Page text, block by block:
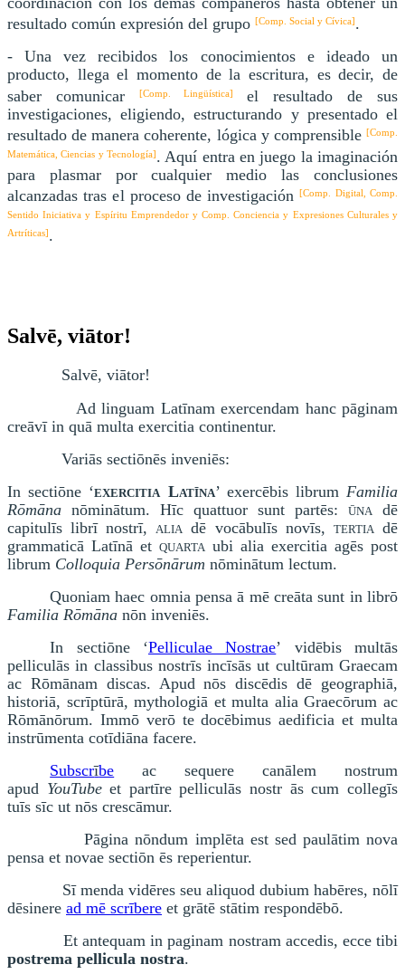
resultado común expresión del grupo [Comp. Social y Cívica].
- Una vez recibidos los conocimientos e ideado un
producto, llega el momento de la escritura, es decir, de
saber comunicar
[Comp. Lingüística]
el resultado de sus
investigaciones, eligiendo, estructurando y presentado el
resultado de manera coherente, lógica y comprensible [Comp.
Matemática, Ciencias y Tecnología]. Aquí entra en juego la imaginación
para plasmar por cualquier medio las conclusiones
alcanzadas tras el proceso de investigación[Comp. Digital, Comp.
Sentido Iniciativa y Espíritu Emprendedor y Comp. Conciencia y Expresiones Culturales y
Artríticas].
Salvē, viātor!
Salvē, viātor!
Ad linguam Latīnam exercendam hanc pāginam
creāvī in quā multa exercitia continentur.
Variās sectiōnēs inveniēs:
In sectiōne ‘exercitia Latīna’ exercēbis librumFamilia
Rōmāna nōminātum. Hīc quattuor sunt partēs: ūnadē
capitulīs librī nostrī,aliadē vocābulīs novīs, tertiadē
grammaticā Latīnā et quartaubi alia exercitia agēs post
librum Colloquia Persōnārum nōminātum lectum.
Quoniam haec omnia pensa ā mē creāta sunt in librō
Familia Rōmāna nōn inveniēs.
In sectiōne ‘Pelliculae Nostrae’ vidēbis multās
pelliculās in classibus nostrīs incīsās ut cultūram Graecam
ac Rōmānam discas. Apud nōs discēdis dē geographiā,
historiā, scrīptūrā, mythologiā et multa alia Graecōrum ac
Rōmānōrum. Immō verō te docēbimus aedificia et multa
instrūmenta cotīdiāna facere.
Subscrībe ac sequere canālem nostrum
apud YouTubeet partīre pelliculās nostr ās cum collegīs
tuīs sīc ut nōs crescāmur.
Pāgina nōndum implēta est sed paulātim nova
pensa et novae sectiōn ēs reperientur.
Sī menda vidēres seu aliquod dubium habēres, nōlī
dēsinere ad mē scrībere et grātē stātim respondēbō.
Et antequam in paginam nostram accedis, ecce tibi
postrema pellicula nostra.